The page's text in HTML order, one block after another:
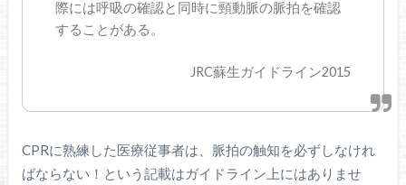
際には呼吸の確認と同時に頸動脈の脈拍を確認
することがある。
JRC蘇生ガイドライン2015
CPRに熟練した医療従事者は、脈拍の触知を必ずしなけれ
ばならない！という記載はガイドライン上にはありませ